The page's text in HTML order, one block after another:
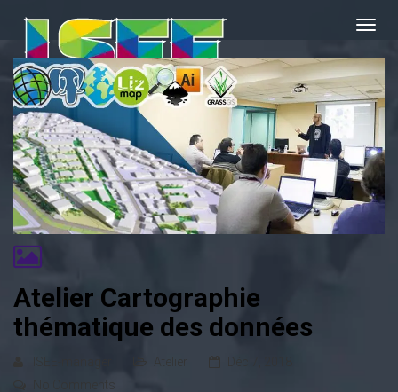
Atelier Cartographie
thématique des données
Atelier
No Comments